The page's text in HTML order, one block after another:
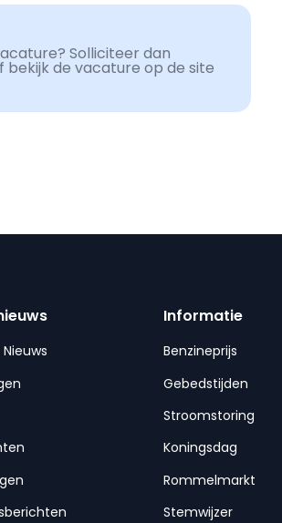
Solliciteer dan
de vacature op de site
Informatie
Benzineprijs
Gebedstijden
Stroomstoring
Koningsdag
Rommelmarkt
Stemwijzer